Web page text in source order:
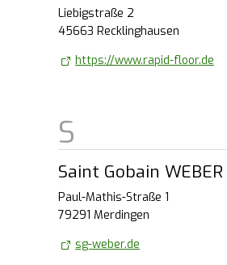
Liebigstraße 2
45663 Recklinghausen
https://www.rapid-floor.de
Saint Gobain WEBER
Paul-Mathis-Straße 1
79291 Merdingen
sg-weber.de